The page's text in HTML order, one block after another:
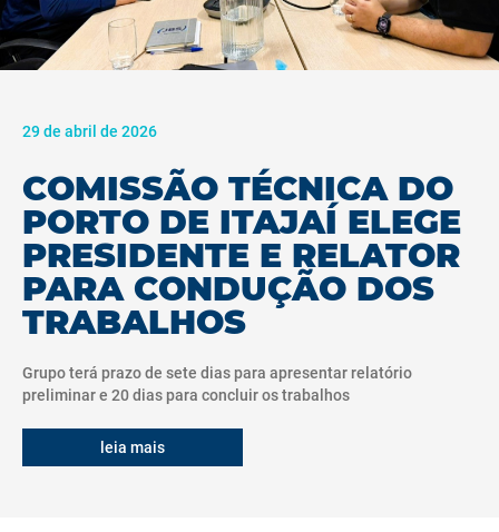
29 de abril de 2026
COMISSÃO TÉCNICA DO
PORTO DE ITAJAÍ ELEGE
PRESIDENTE E RELATOR
PARA CONDUÇÃO DOS
TRABALHOS
Grupo terá prazo de sete dias para apresentar relatório
preliminar e 20 dias para concluir os trabalhos
leia mais